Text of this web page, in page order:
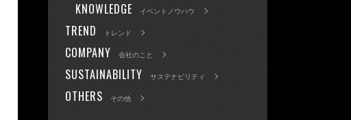
KNOWLEDGE イベントノウハウ
TREND トレンド
COMPANY 会社のこと
SUSTAINABILITY サステナビリティ
OTHERS その他